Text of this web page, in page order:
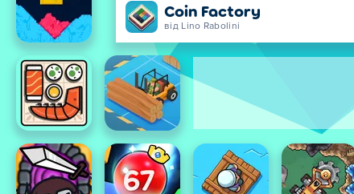
Coin Factory
від Lino Rabolini